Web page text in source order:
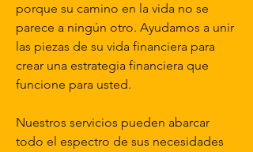
porque su camino en la vida no se
parece a ningún otro. Ayudamos a unir
las piezas de su vida financiera para
crear una estrategia financiera que
funcione para usted.
Nuestros servicios pueden abarcar
todo el espectro de sus necesidades